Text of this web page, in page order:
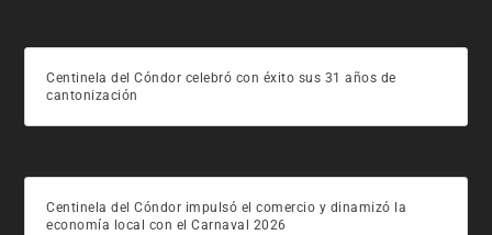
Centinela del Cóndor celebró con éxito sus 31 años de
cantonización
Centinela del Cóndor impulsó el comercio y dinamizó la
economía local con el Carnaval 2026